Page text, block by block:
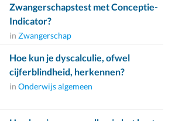
Zwangerschapstest met Conceptie-
Indicator?
in Zwangerschap
Hoe kun je dyscalculie, ofwel
cijferblindheid, herkennen?
in Onderwijs algemeen